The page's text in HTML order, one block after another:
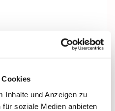
Cookies
Inhalte und Anzeigen zu
soziale Medien anbieten